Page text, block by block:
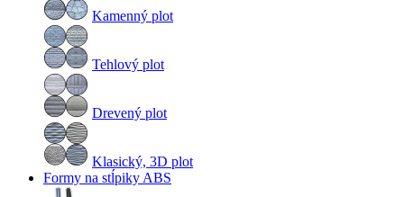
Kamenný plot
Tehlový plot
Drevený plot
Klasický, 3D plot
Formy na stĺpiky ABS